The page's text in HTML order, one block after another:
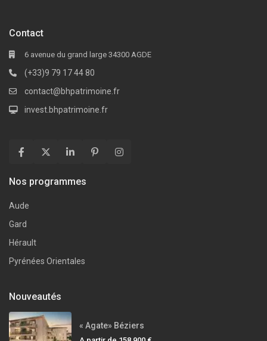
Contact
6 avenue du grand large 34300 AGDE
(+33)9 79 17 44 80
contact@bhpatrimoine.fr
invest.bhpatrimoine.fr
Nos programmes
Aude
Gard
Hérault
Pyrénées Orientales
Nouveautés
« Agate» Béziers